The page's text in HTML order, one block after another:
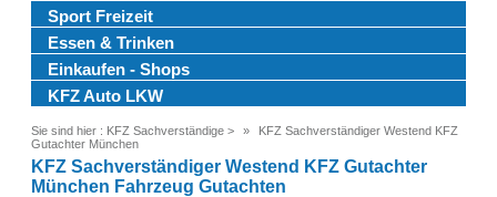
Sport Freizeit
Essen & Trinken
Einkaufen - Shops
KFZ Auto LKW
Sie sind hier : KFZ Sachverständige >
KFZ Sachverständiger Westend KFZ
Gutachter München
KFZ Sachverständiger Westend KFZ Gutachter
München Fahrzeug Gutachten